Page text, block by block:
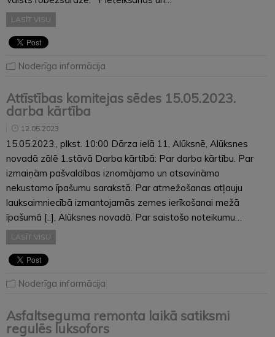
LASĪT VISU
Noderīga informācija
Attīstības komitejas sēdes 15.05.2023.
darba kārtība
12.05.2023
15.05.2023., plkst. 10:00 Dārza ielā 11, Alūksnē, Alūksnes
novadā zālē 1.stāvā Darba kārtībā: Par darba kārtību. Par
izmaiņām pašvaldības iznomājamo un atsavināmo
nekustamo īpašumu sarakstā. Par atmežošanas atļauju
lauksaimniecībā izmantojamās zemes ierīkošanai mežā
īpašumā [..], Alūksnes novadā. Par saistošo noteikumu…
LASĪT VISU
Noderīga informācija
Asfaltseguma remonta laikā satiksmi
regulēs luksofors